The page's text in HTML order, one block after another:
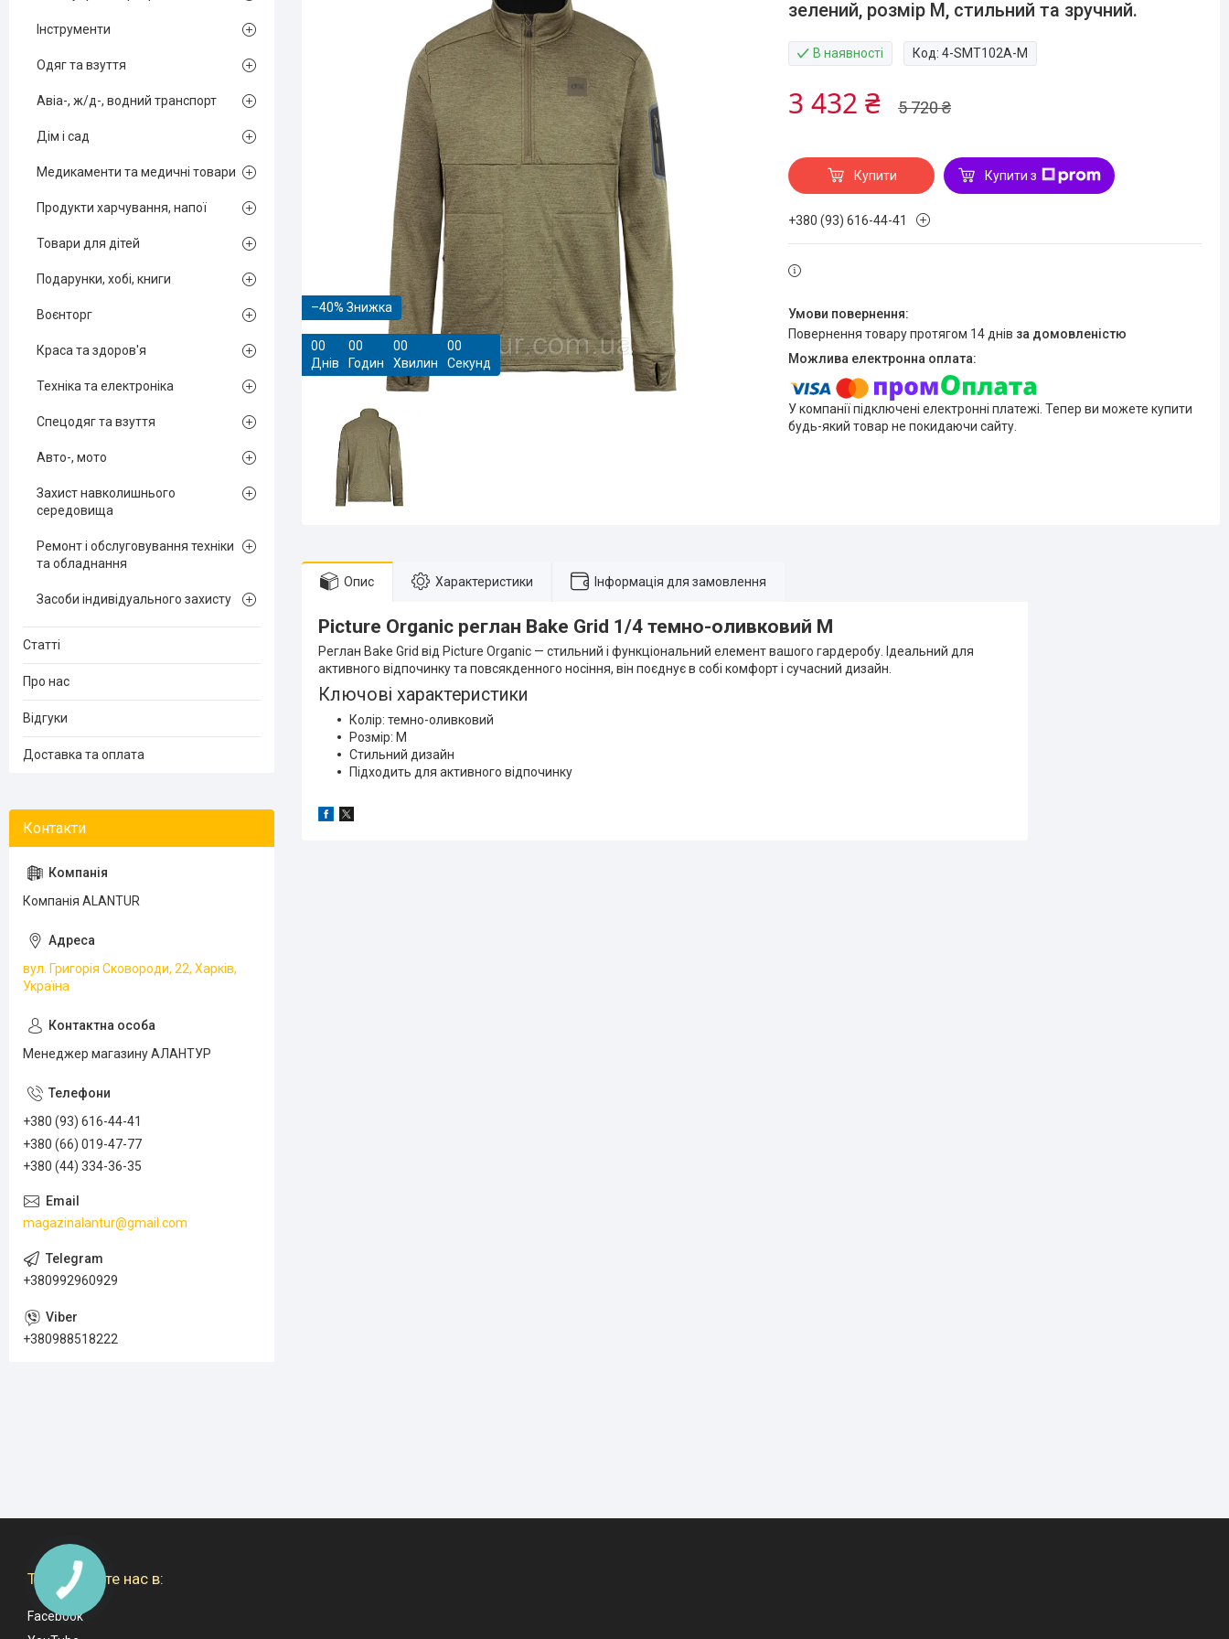
–40%
00
Днів
00
Годин
00
Хвилин
00
Секунд
зелений, розмір M, стильний та зручний.
В наявності Код:4-SMT102A-M
5 720 ₴
3 432 ₴
Купити Купити з
+380 (93) 616-44-41
повернення товару протягом 14 днів за домовленістю
У компанії підключені електронні платежі. Тепер ви можете купити
будь-який товар не покидаючи сайту.
Опис Характеристики Інформація для замовлення
Picture Organic реглан Bake Grid 1/4 темно-оливковий М
Реглан Bake Grid від Picture Organic — стильний і функціональний елемент вашого гардеробу. Ідеальний для
активного відпочинку та повсякденного носіння, він поєднує в собі комфорт і сучасний дизайн.
Ключові характеристики
Колір: темно-оливковий
Розмір: М
Стильний дизайн
Підходить для активного відпочинку
Інструменти
Одяг та взуття
Авіа-, ж/д-, водний транспорт
Дім і сад
Медикаменти та медичні товари
Продукти харчування, напої
Товари для дітей
Подарунки, хобі, книги
Воєнторг
Краса та здоров'я
Техніка та електроніка
Спецодяг та взуття
Авто-, мото
Захист навколишнього
середовища
Ремонт і обслуговування техніки
та обладнання
Засоби індивідуального захисту
Статті
Про нас
Відгуки
Доставка та оплата
Компанія ALANTUR
вул. Григорія Сковороди, 22, Харків,
Україна
Менеджер магазину АЛАНТУР
+380 (93) 616-44-41
+380 (66) 019-47-77
+380 (44) 334-36-35
magazinalantur@gmail.com
+380992960929
+380988518222
Также ищите нас в:
Facebook